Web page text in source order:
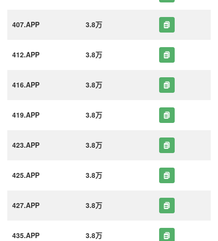
407.APP 3.8万
412.APP 3.8万
416.APP 3.8万
419.APP 3.8万
423.APP 3.8万
425.APP 3.8万
427.APP 3.8万
435.APP 3.8万